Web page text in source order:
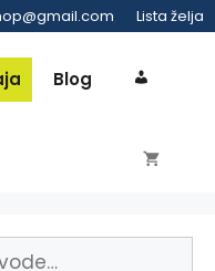
Lista želja
Blog